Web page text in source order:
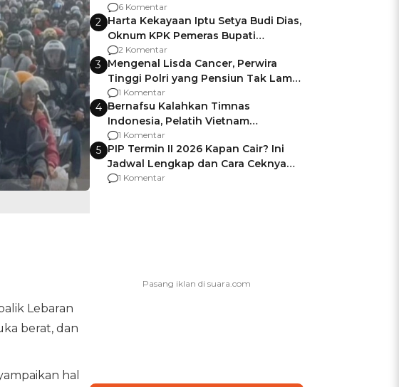
Lebaran
berat, dan
hal
Gagalnya Negara Jamin Keamanan
6 Komentar
2 Harta Kekayaan Iptu Setya Budi Dias,
Oknum KPK Pemeras Bupati
Pemalang
2 Komentar
3 Mengenal Lisda Cancer, Perwira
Tinggi Polri yang Pensiun Tak Lama
Usai Jadi Brigjen
1 Komentar
4 Bernafsu Kalahkan Timnas
Indonesia, Pelatih Vietnam
Berencana Pakai Jimat di Pakansari
1 Komentar
5 PIP Termin II 2026 Kapan Cair? Ini
Jadwal Lengkap dan Cara Ceknya
agar Dana Tidak Hangus!
1 Komentar